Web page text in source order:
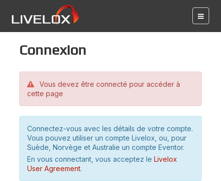
Connexion
Vous devez être connecté pour accéder à
cette page
Connectez-vous avec les détails de votre compte.
Vous pouvez utiliser un compte Livelox, ou, pour
Suède, Norvège et Australie un compte Eventor.
En vous connectant, vous acceptez le Livelox
User Agreement.